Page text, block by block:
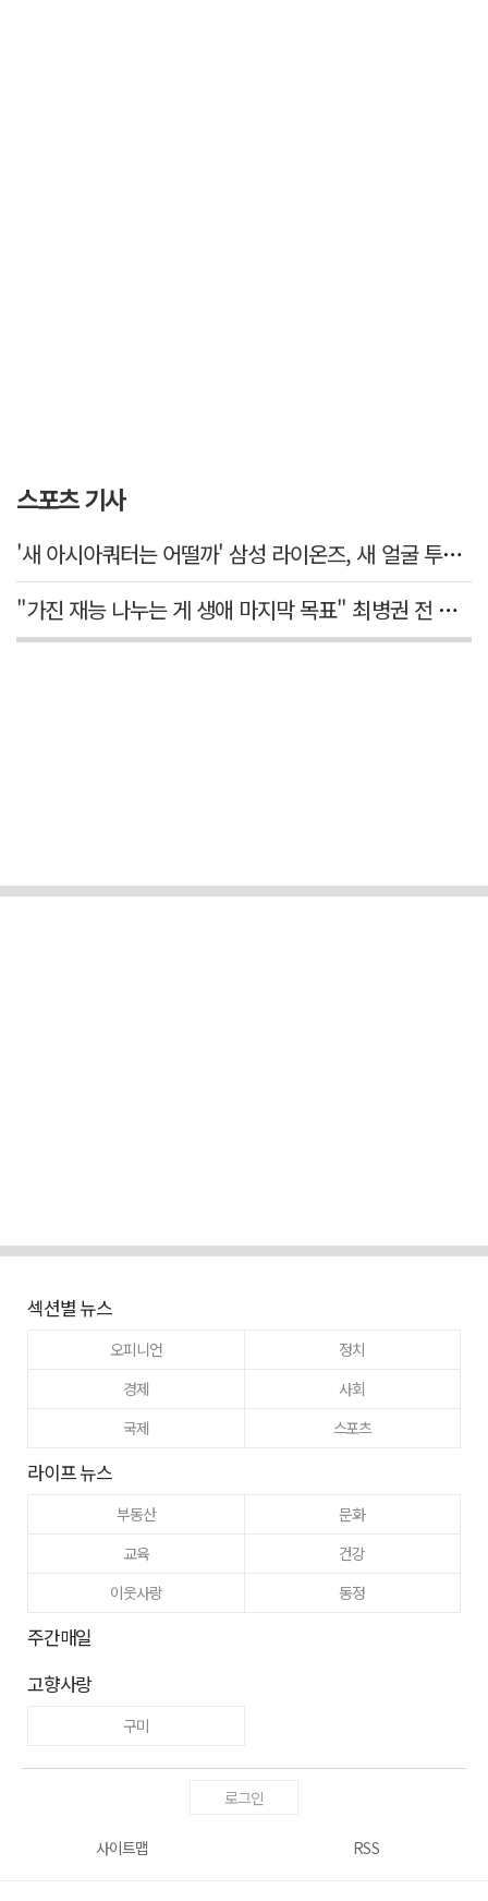
스포츠 기사
'새 아시아쿼터는 어떨까' 삼성 라이온즈, 새 얼굴 투수 미야모리 영입
"가진 재능 나누는 게 생애 마지막 목표" 최병권 전 대구체고 복싱 감독
섹션별 뉴스
오피니언
정치
경제
사회
국제
스포츠
라이프 뉴스
부동산
문화
교육
건강
이웃사랑
동정
주간매일
고향사랑
구미
로그인
사이트맵 RSS